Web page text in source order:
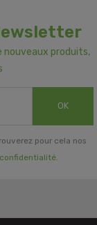
nouveaux produits,
OK
pour cela nos
.